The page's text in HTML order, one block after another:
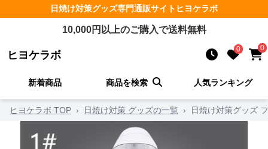
日焼け対策グッズ専門通販サイト ヒヨケラボ
10,000円以上のご購入で送料無料
ヒヨケラボ 0 0
新着商品 商品を検索 人気ランキング
ヒヨケラボ TOP › 日焼け対策 グッズの一覧 › 日焼け対策グッズ